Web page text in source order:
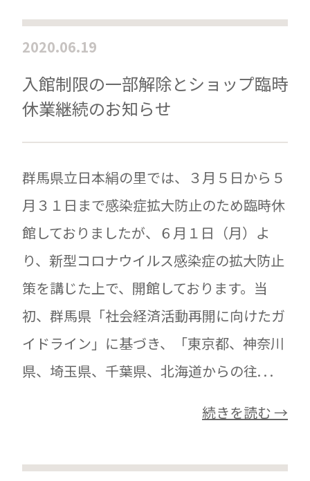
2020.06.19
入館制限の一部解除とショップ臨時
休業継続のお知らせ
群馬県立日本絹の里では、３月５日から５
月３１日まで感染症拡大防止のため臨時休
館しておりましたが、６月１日（月）よ
り、新型コロナウイルス感染症の拡大防止
策を講じた上で、開館しております。当
初、群馬県「社会経済活動再開に向けたガ
イドライン」に基づき、「東京都、神奈川
県、埼玉県、千葉県、北海道からの往. . .
続きを読む →